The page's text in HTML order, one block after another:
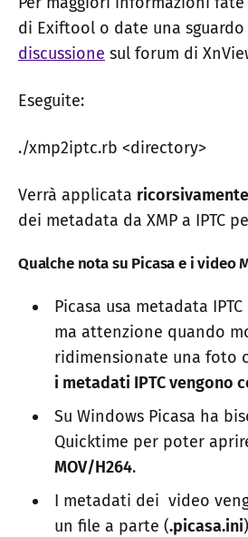
di Exiftool o date una sguardo
discussione sul forum di
Eseguite:
./xmp2iptc.rb <directory>
Verrà applicata ricorsivamente
dei metadata da XMP a IPTC
Qualche nota su Picasa e i video
Picasa usa metadata IPTC
ma attenzione quando
ridimensionate una foto
i metadati IPTC vengono
Su Windows Picasa ha
Quicktime per poter
MOV/H264.
I metadati dei video
un file a parte (.picasa.ini